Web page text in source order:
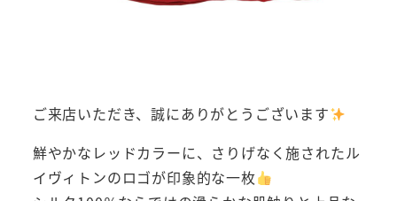
ご来店いただき、誠にありがとうございます
鮮やかなレッドカラーに、さりげなく施されたル
イヴィトンのロゴが印象的な一枚